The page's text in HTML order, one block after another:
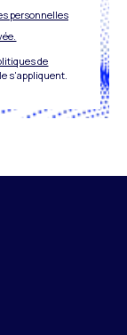
personnelles
de
s'appliquent.